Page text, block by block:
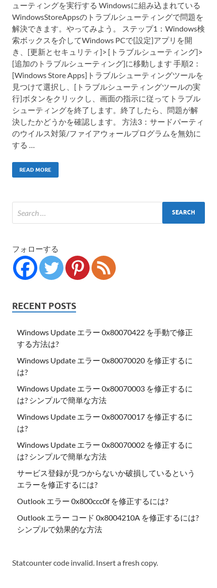
ューティングを実行する Windowsに組み込まれている
WindowsStoreAppsのトラブルシューティングで問題を
解決できます。やってみよう。 ステップ1：Windows検
索ボックスを介してWindows PCで[設定]アプリを開
き、[更新とセキュリティ]> [トラブルシューティング]>
[追加のトラブルシューティング]に移動します 手順2：
[Windows Store Apps]トラブルシューティングツールを
見つけて選択し、[トラブルシューティングツールの実
行]ボタンをクリックし、画面の指示に従ってトラブル
シューティングを終了します。終了したら、問題が解
決したかどうかを確認します。 方法3：サードパーティ
のウイルス対策/ファイアウォールプログラムを無効に
する …
READ MORE
フォローする
RECENT POSTS
Windows Update エラー 0x80070422 を手動で修正
する方法は?
Windows Update エラー 0x80070020 を修正するに
は?
Windows Update エラー 0x80070003 を修正するに
は? シンプルで簡単な方法
Windows Update エラー 0x80070017 を修正するに
は?
Windows Update エラー 0x80070002 を修正するに
は? シンプルで簡単な方法
サービス登録が見つからないか破損しているという
エラーを修正するには?
Outlook エラー 0x800ccc0f を修正するには?
Outlook エラー コード 0x8004210A を修正するには?
シンプルで効果的な方法
Statcounter code invalid. Insert a fresh copy.